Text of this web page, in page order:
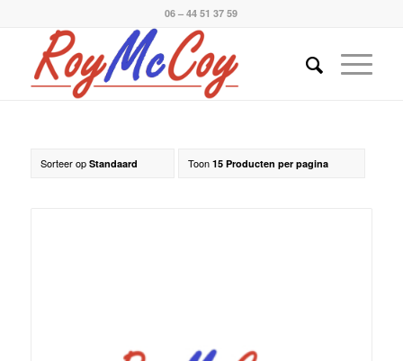
06 – 44 51 37 59
Sorteer op Standaard Toon 15 Producten per pagina